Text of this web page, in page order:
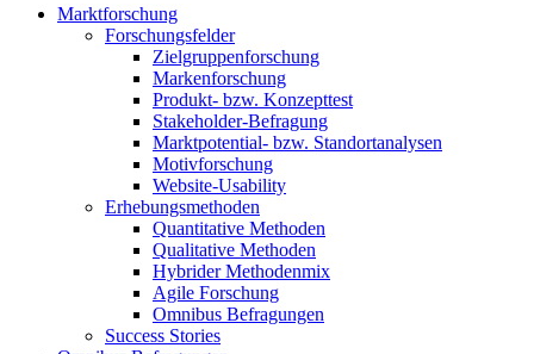
Marktforschung
Forschungsfelder
Zielgruppenforschung
Markenforschung
Produkt- bzw. Konzepttest
Stakeholder-Befragung
Marktpotential- bzw. Standortanalysen
Motivforschung
Website-Usability
Erhebungsmethoden
Quantitative Methoden
Qualitative Methoden
Hybrider Methodenmix
Agile Forschung
Omnibus Befragungen
Success Stories